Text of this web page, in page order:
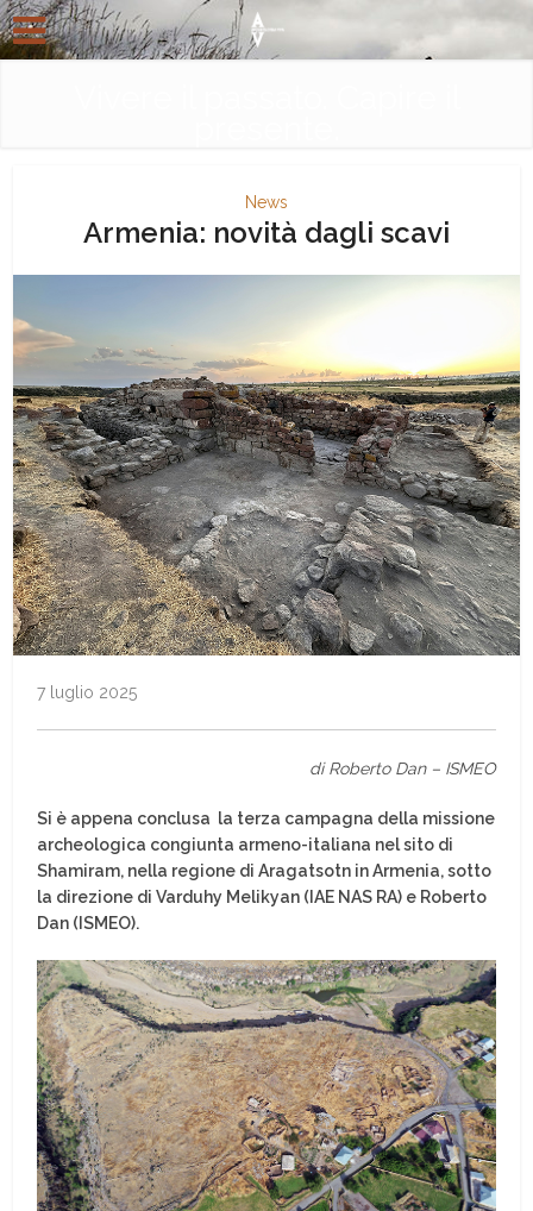
News
Armenia: novità dagli scavi
7 luglio 2025
di Roberto Dan – ISMEO
Si è appena conclusa la terza campagna della missione
archeologica congiunta armeno-italiana nel sito di
Shamiram, nella regione di Aragatsotn in Armenia, sotto
la direzione di Varduhy Melikyan (IAE NAS RA) e Roberto
Dan (ISMEO).